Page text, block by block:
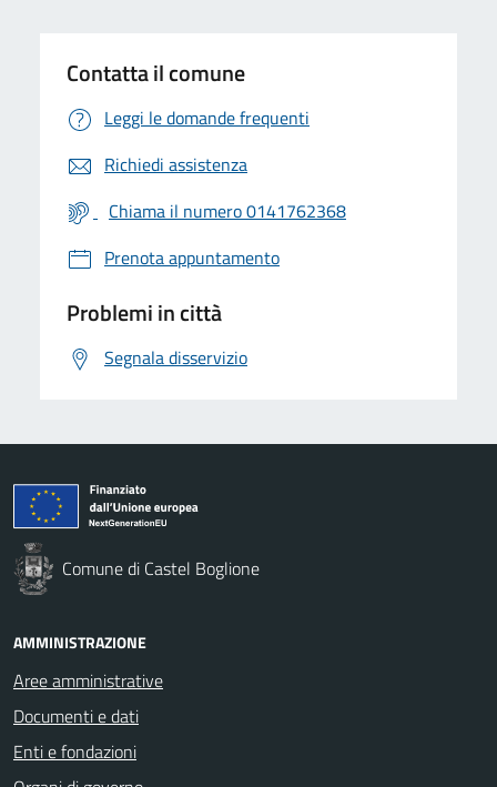
Contatta il comune
Leggi le domande frequenti
Richiedi assistenza
Chiama il numero 0141762368
Prenota appuntamento
Problemi in città
Segnala disservizio
Comune di Castel Boglione
AMMINISTRAZIONE
Aree amministrative
Documenti e dati
Enti e fondazioni